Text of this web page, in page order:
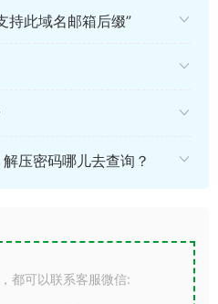
持此域名邮箱后缀”
压密码哪儿去查询？
都可以联系客服微信: